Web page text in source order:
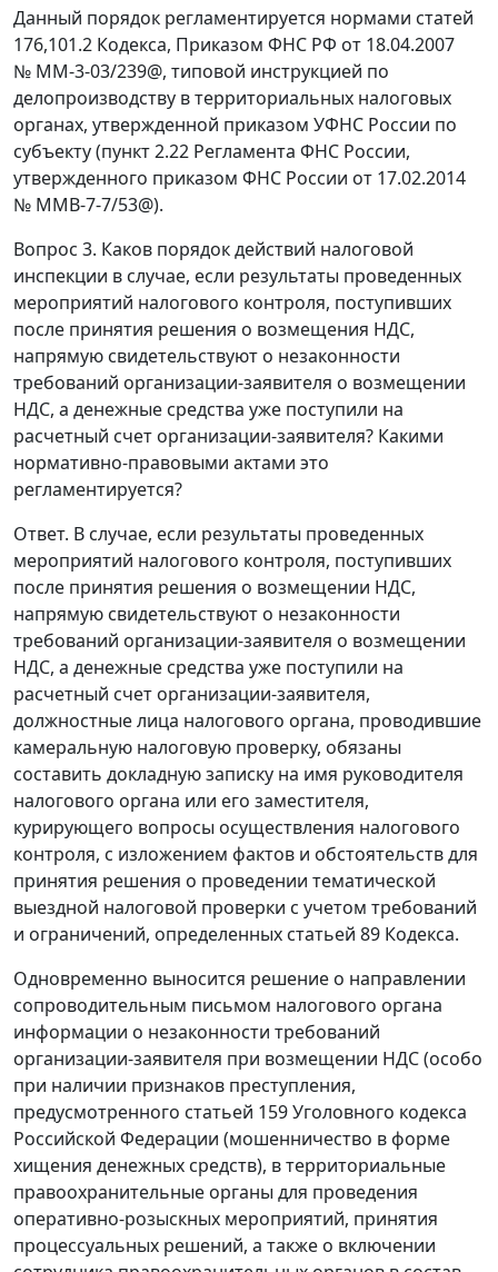
Данный порядок регламентируется нормами статей
176,101.2 Кодекса, Приказом ФНС РФ от 18.04.2007
№ ММ-3-03/239@, типовой инструкцией по
делопроизводству в территориальных налоговых
органах, утвержденной приказом УФНС России по
субъекту (пункт 2.22 Регламента ФНС России,
утвержденного приказом ФНС России от 17.02.2014
№ ММВ-7-7/53@).
Вопрос 3. Каков порядок действий налоговой
инспекции в случае, если результаты проведенных
мероприятий налогового контроля, поступивших
после принятия решения о возмещения НДС,
напрямую свидетельствуют о незаконности
требований организации-заявителя о возмещении
НДС, а денежные средства уже поступили на
расчетный счет организации-заявителя? Какими
нормативно-правовыми актами это
регламентируется?
Ответ. В случае, если результаты проведенных
мероприятий налогового контроля, поступивших
после принятия решения о возмещении НДС,
напрямую свидетельствуют о незаконности
требований организации-заявителя о возмещении
НДС, а денежные средства уже поступили на
расчетный счет организации-заявителя,
должностные лица налогового органа, проводившие
камеральную налоговую проверку, обязаны
составить докладную записку на имя руководителя
налогового органа или его заместителя,
курирующего вопросы осуществления налогового
контроля, с изложением фактов и обстоятельств для
принятия решения о проведении тематической
выездной налоговой проверки с учетом требований
и ограничений, определенных статьей 89 Кодекса.
Одновременно выносится решение о направлении
сопроводительным письмом налогового органа
информации о незаконности требований
организации-заявителя при возмещении НДС (особо
при наличии признаков преступления,
предусмотренного статьей 159 Уголовного кодекса
Российской Федерации (мошенничество в форме
хищения денежных средств), в территориальные
правоохранительные органы для проведения
оперативно-розыскных мероприятий, принятия
процессуальных решений, а также о включении